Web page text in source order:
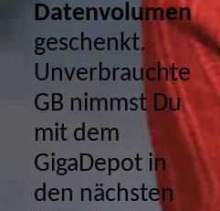
Datenvolumen
geschenkt.
Unverbrauchte
GB nimmst Du
mit dem
GigaDepot in
den nächsten